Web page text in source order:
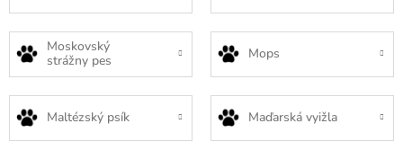
Moskovský
strážny pes
Mops
Maltézský psík Maďarská vyižla